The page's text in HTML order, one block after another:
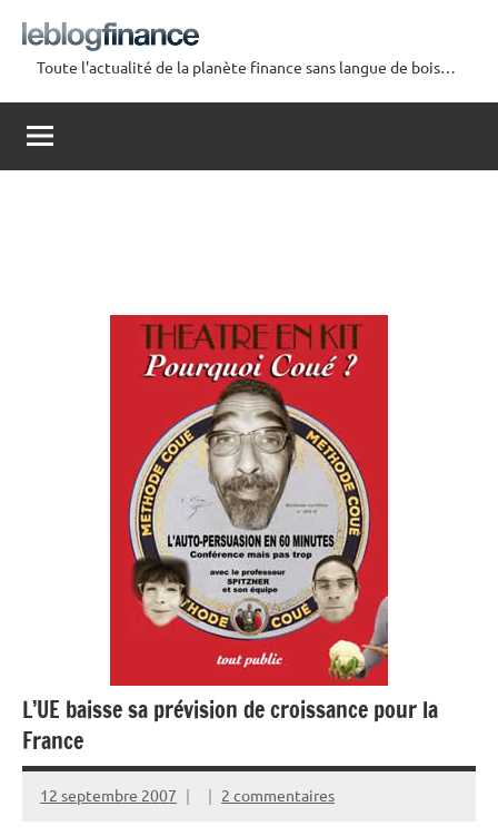
contenu
Le
Blog
Finance
Toute l'actualité de la planète finance sans langue de bois…
L’UE baisse sa prévision de croissance pour la
France
12 septembre 2007 2 commentaires